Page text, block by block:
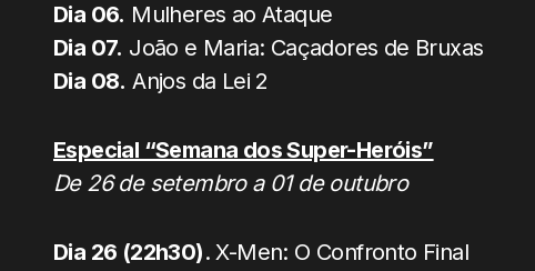
Dia 06. Mulheres ao Ataque
Dia 07. João e Maria: Caçadores de Bruxas
Dia 08. Anjos da Lei 2
Especial “Semana dos Super-Heróis”
De 26 de setembro a 01 de outubro
Dia 26 (22h30). X-Men: O Confronto Final